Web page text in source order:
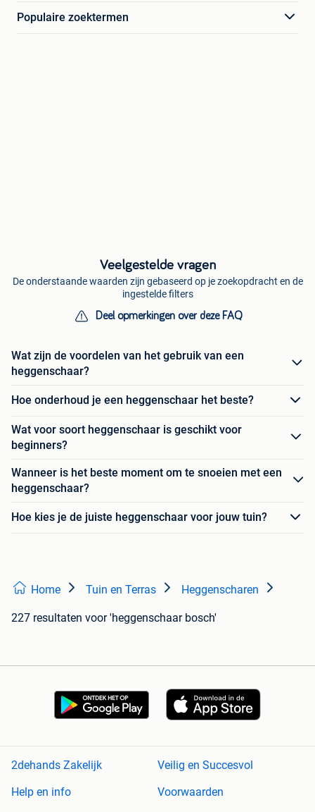
Populaire zoektermen
Veelgestelde vragen
De onderstaande waarden zijn gebaseerd op je zoekopdracht en de
ingestelde filters
Deel opmerkingen over deze FAQ
Wat zijn de voordelen van het gebruik van een
heggenschaar?
Hoe onderhoud je een heggenschaar het beste?
Wat voor soort heggenschaar is geschikt voor
beginners?
Wanneer is het beste moment om te snoeien met een
heggenschaar?
Hoe kies je de juiste heggenschaar voor jouw tuin?
Home Tuin en Terras Heggenscharen
227 resultaten voor 'heggenschaar bosch'
2dehands Zakelijk
Veilig en Succesvol
Help en info
Voorwaarden